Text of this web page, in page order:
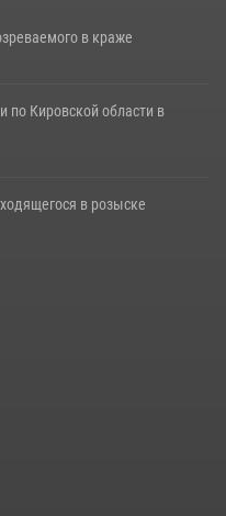
в краже
по Кировской области в
в розыске